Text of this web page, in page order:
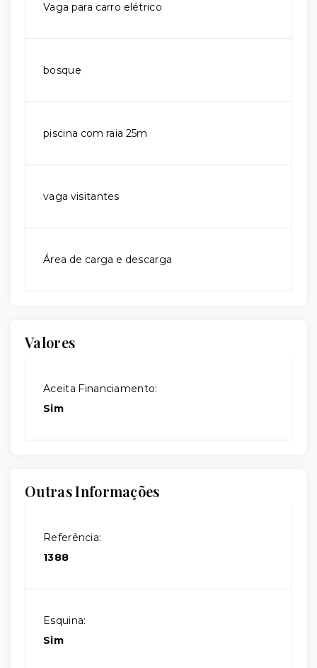
Vaga para carro elétrico
bosque
piscina com raia 25m
vaga visitantes
Área de carga e descarga
Valores
Aceita Financiamento:
Sim
Outras Informações
Referência:
1388
Esquina:
Sim